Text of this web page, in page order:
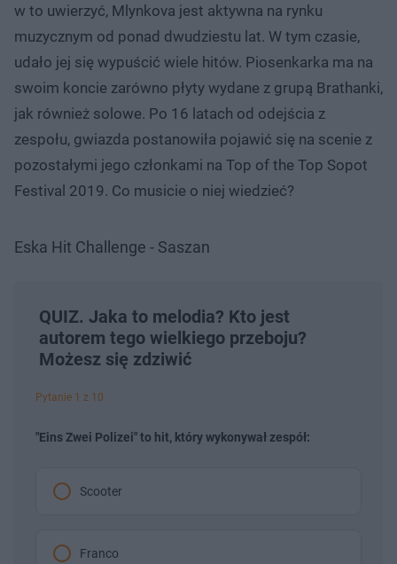
w to uwierzyć, Mlynkova jest aktywna na rynku
muzycznym od ponad dwudziestu lat. W tym czasie,
udało jej się wypuścić wiele hitów. Piosenkarka ma na
swoim koncie zarówno płyty wydane z grupą Brathanki,
jak również solowe. Po 16 latach od odejścia z
zespołu, gwiazda postanowiła pojawić się na scenie z
pozostałymi jego członkami na Top of the Top Sopot
Festival 2019. Co musicie o niej wiedzieć?
Eska Hit Challenge - Saszan
QUIZ. Jaka to melodia? Kto jest
autorem tego wielkiego przeboju?
Możesz się zdziwić
Pytanie 1 z 10
"Eins Zwei Polizei" to hit, który wykonywał zespół:
Scooter
Franco